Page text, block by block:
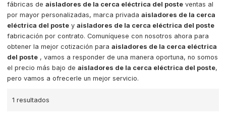
fábricas deaisladores de la cerca eléctrica del poste ventas al
por mayor personalizadas, marca privadaaisladores de la cerca
eléctrica del poste yaisladores de la cerca eléctrica del poste
fabricación por contrato. Comuníquese con nosotros ahora para
obtener la mejor cotización paraaisladores de la cerca eléctrica
del poste , vamos a responder de una manera oportuna, no somos
el precio más bajo deaisladores de la cerca eléctrica del poste,
pero vamos a ofrecerle un mejor servicio.
1 resultados